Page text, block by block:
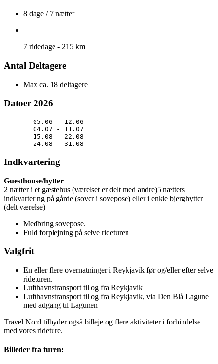
8 dage / 7 nætter
7 ridedage - 215 km
Antal Deltagere
Max ca. 18 deltagere
Datoer 2026
05.06 - 12.06
04.07 - 11.07
15.08 - 22.08
24.08 - 31.08
Indkvartering
Guesthouse/hytter
2 nætter i et gæstehus (værelset er delt med andre)5 nætters
indkvartering på gårde (sover i sovepose) eller i enkle bjerghytter
(delt værelse)
Medbring sovepose.
Fuld forplejning på selve rideturen
Valgfrit
En eller flere overnatninger i Reykjavík før og/eller efter selve
rideturen.
Lufthavnstransport til og fra Reykjavik
Lufthavnstransport til og fra Reykjavik, via Den Blå Lagune
med adgang til Lagunen
Travel Nord tilbyder også billeje og flere aktiviteter i forbindelse
med vores rideture.
Billeder fra turen: